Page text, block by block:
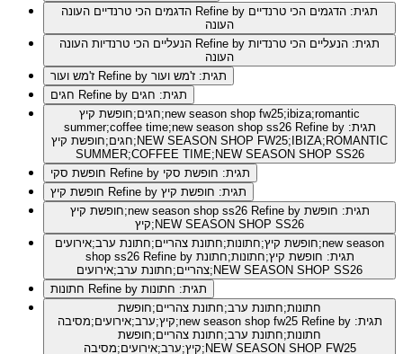
Refine by תגית: הדגמים הכי טרנדיים
העונה
Refine by תגית: הנעליים הכי טרנדיות
העונה
Refine by תגית: ז'מש ועור
Refine by תגית: חגים
חגים;חופשת קיץ;new season shop fw25;ibiza;romantic
summer;coffee time;new season shop ss26 Refine by תגית:
חגים;חופשת קיץ;NEW SEASON SHOP FW25;IBIZA;ROMANTIC
SUMMER;COFFEE TIME;NEW SEASON SHOP SS26
Refine by תגית: חופשת סקי
Refine by תגית: חופשת קיץ
חופשת קיץ;new season shop ss26 Refine by תגית: חופשת
קיץ;NEW SEASON SHOP SS26
חופשת קיץ;חתונות;חתונת צהריים;חתונת ערב;אירועים;new season
shop ss26 Refine by תגית: חופשת קיץ;חתונות;חתונת
צהריים;חתונת ערב;אירועים;NEW SEASON SHOP SS26
Refine by תגית: חתונות
חתונות;חתונת ערב;חתונת צהריים;חופשת
קיץ;ערב;אירועים;מסיבה;new season shop fw25 Refine by תגית:
חתונות;חתונת ערב;חתונת צהריים;חופשת
קיץ;ערב;אירועים;מסיבה;NEW SEASON SHOP FW25